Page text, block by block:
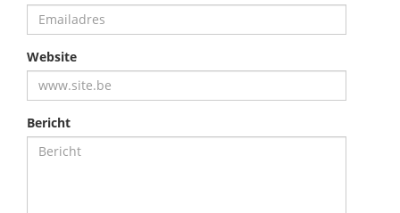
Website
Bericht